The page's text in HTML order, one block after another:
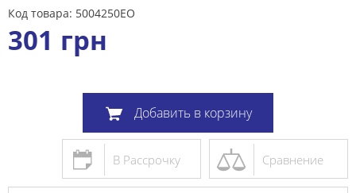
Код товара: 5004250ЕО
301 грн
Добавить в корзину
Сравнение
В Рассрочку